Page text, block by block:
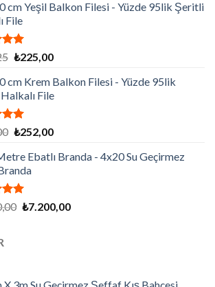
cm Yeşil Balkon Filesi - Yüzde 95lik Şeritli
File
Orijinal
₺281,25.
₺225,00Şu
fiyat:
₺225,00.
cm Krem Balkon Filesi - Yüzde 95lik
File
Orijinal
₺315,00.
₺252,00Şu
fiyat:
Ebatlı Branda - 4x20 Su Geçirmez
Orijinal
₺7.200,00Şu